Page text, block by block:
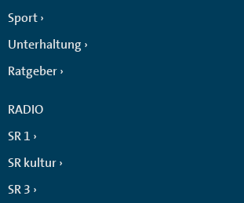
Sport
Unterhaltung
Ratgeber
RADIO
SR 1
SR kultur
SR 3